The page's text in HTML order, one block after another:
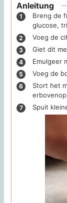
Anleitung
Breng de
glucose,
Voeg de
Giet dit
Emulgeer
Voeg de
Stort het
Spuit